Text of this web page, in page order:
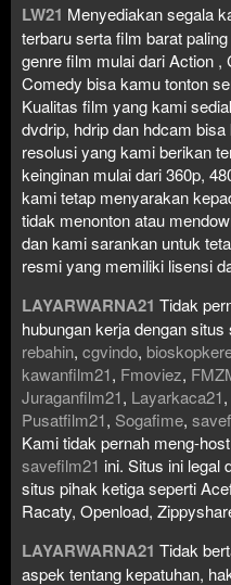
LW21 Menyediakan segala
terbaru serta film barat
genre film mulai dari Action ,
Comedy bisa kamu tonton
Kualitas film yang kami
dvdrip, hdrip dan hdcam
resolusi yang kami berikan
keinginan mulai dari 360p,
kami tetap menyarakan
tidak menonton atau
dan kami sarankan untuk
resmi yang memiliki lisensi
LAYARWARNA21 Tidak
hubungan kerja dengan
rebahin, cgvindo,
kawanfilm21, Fmoviez,
Juraganfilm21, Layarkaca21,
Pusatfilm21, Sogafime,
Kami tidak pernah meng-
savefilm21 ini. Situs ini legal
situs pihak ketiga seperti
Racaty, Openload,
LAYARWARNA21 Tidak
aspek tentang kepatuhan,